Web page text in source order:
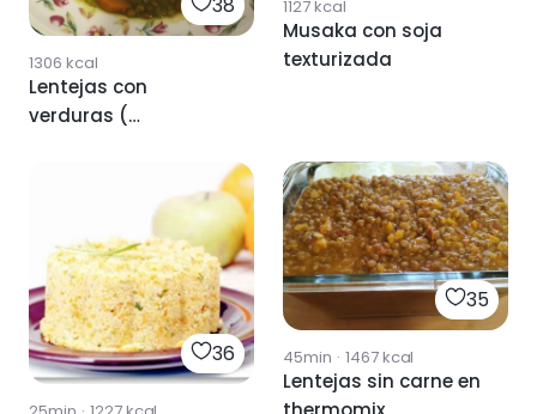
1306 kcal
Lentejas con
verduras (
1127kcal
Musaka con soja
texturizada
36
35
45min · 1467kcal
Lentejas sin carne en